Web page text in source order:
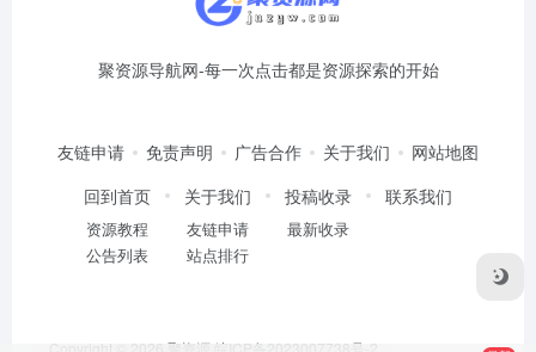
聚资源导航网-每一次点击都是资源探索的开始
友链申请 免责声明 广告合作 关于我们
网站地图
回到首页
资源教程
公告列表
关于我们
友链申请
站点排行
投稿收录
最新收录
联系我们
Copyright © 2026 聚资源 皖ICP备2023007738号-2